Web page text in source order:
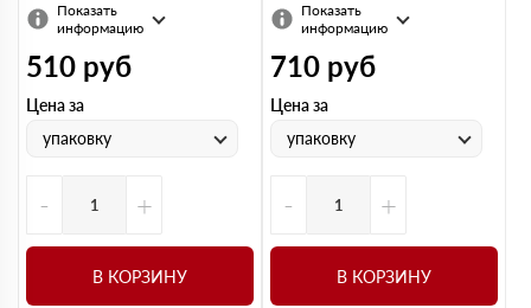
Показать
информацию
510 руб
Цена за
упаковку
- +
В КОРЗИНУ
Показать
информацию
710 руб
Цена за
упаковку
- +
В КОРЗИНУ